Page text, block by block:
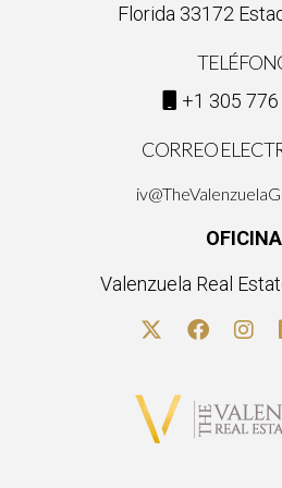
solo atrae clientes, sino que
Con una estrategia bien pensada y
redes sociales y conectar
potenciales. La clave está en ser
Florida 33172
+1 305
CORREO
OFICINA
Valenzuela Real